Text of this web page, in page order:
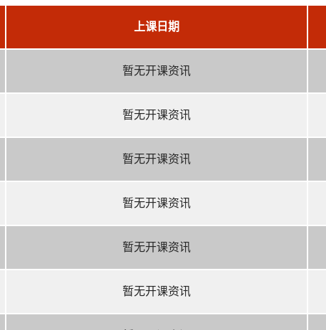
上课日期
暂无开课资讯
暂无开课资讯
暂无开课资讯
暂无开课资讯
暂无开课资讯
暂无开课资讯